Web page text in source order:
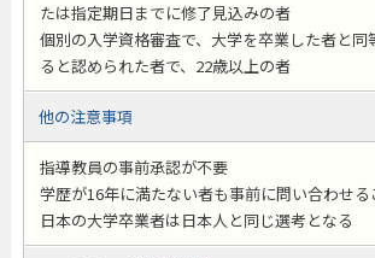
たは指定期日までに修了見込みの者
個別の入学資格審査で、大学を卒業した者と同
ると認められた者で、22歳以上の者
他の注意事項
指導教員の事前承認が不要
学歴が16年に満たない者も事前に問い合わせる
日本の大学卒業者は日本人と同じ選考となる